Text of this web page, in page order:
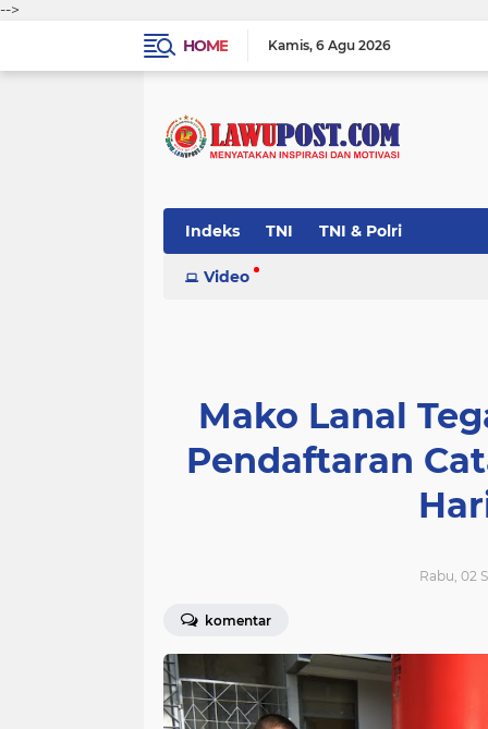
-->
HOME
Kamis 6 Agu 2026
Indeks TNI TNI & Polri
Video
Mako Lanal
Pendaftaran
Rabu, 02
komentar